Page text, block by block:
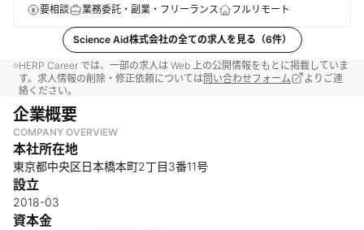
要相談 業務委託・副業・フリーランス フルリモート
Science Aid株式会社の全ての求人を見る（6件）
HERP Career では、一部の求人は Web 上の公開情報をもとに掲載していま
す。求人情報の削除・修正依頼については問い合わせフォーム
よりご連
絡ください。
企業概要
COMPANY OVERVIEW
本社所在地
東京都中央区日本橋本町2丁目3番11号
設立
2018-03
資本金